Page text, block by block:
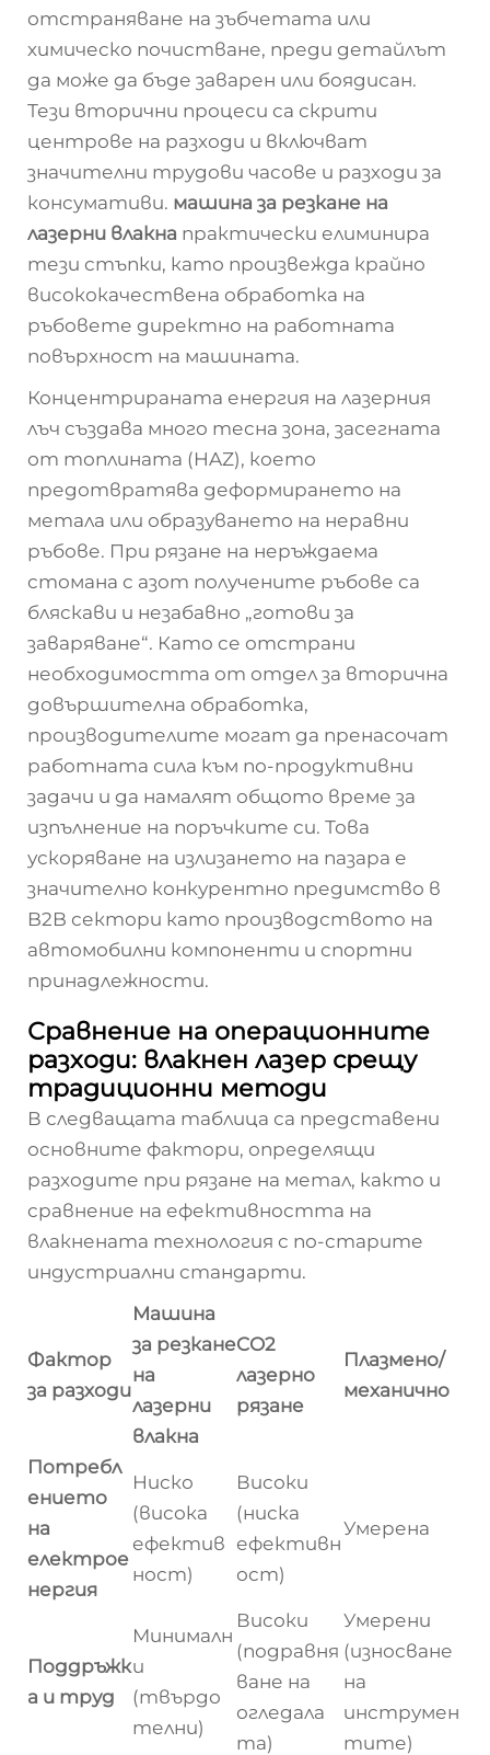
отстраняване на зъбчетата или
химическо почистване, преди детайлът
да може да бъде заварен или боядисан.
Тези вторични процеси са скрити
центрове на разходи и включват
значителни трудови часове и разходи за
консумативи. машина за резкане на
лазерни влакна практически елиминира
тези стъпки, като произвежда крайно
висококачествена обработка на
ръбовете директно на работната
повърхност на машината.
Концентрираната енергия на лазерния
лъч създава много тесна зона, засегната
от топлината (HAZ), което
предотвратява деформирането на
метала или образуването на неравни
ръбове. При рязане на неръждаема
стомана с азот получените ръбове са
бляскави и незабавно „готови за
заваряване“. Като се отстрани
необходимостта от отдел за вторична
довършителна обработка,
производителите могат да пренасочат
работната сила към по-продуктивни
задачи и да намалят общото време за
изпълнение на поръчките си. Това
ускоряване на излизането на пазара е
значително конкурентно предимство в
B2B сектори като производството на
автомобилни компоненти и спортни
принадлежности.
Сравнение на операционните
разходи: влакнен лазер срещу
традиционни методи
В следващата таблица са представени
основните фактори, определящи
разходите при рязане на метал, както и
сравнение на ефективността на
влакнената технология с по-старите
индустриални стандарти.
Фактор
за разходи
Машина
за резкане
на
лазерни
влакна
CO2
лазерно
рязане
Плазмено/
механично
Потребл
ението
на
електрое
нергия
Ниско
(висока
ефектив
ност)
Високи
(ниска
ефективн
ост)
Умерена
Поддръжк
а и труд
Минималн
и
(твърдо
телни)
Високи
(подравня
ване на
огледала
та)
Умерени
(износване
на
инструмен
тите)